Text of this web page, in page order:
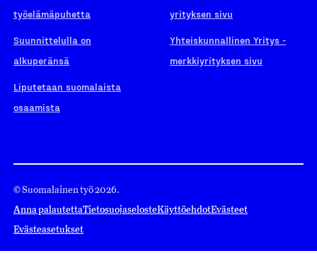
työelämäpuhetta
Suunnittelulla on
alkuperänsä
Liputetaan suomalaista
osaamista
yrityksen sivu
Yhteiskunnallinen Yritys -
merkkiyrityksen sivu
© Suomalainen työ 2026.
Anna palautettaTietosuojaselosteKäyttöehdotEvästeet
Evästeasetukset